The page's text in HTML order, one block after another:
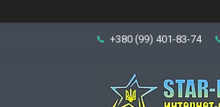
+380 (99) 401-83-74